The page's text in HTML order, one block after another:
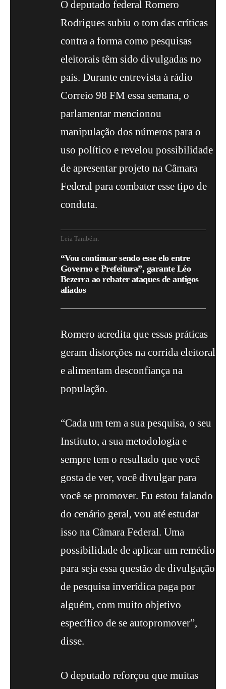
O deputado federal Romero
Rodrigues subiu o tom das críticas
contra a forma como pesquisas
eleitorais têm sido divulgadas no
país. Durante entrevista à rádio
Correio 98 FM essa semana, o
parlamentar mencionou
manipulação dos números para o
uso político e revelou possibilidade
de apresentar projeto na Câmara
Federal para combater esse tipo de
conduta.
Leia Também:
“Vou continuar sendo esse elo entre
Governo e Prefeitura”, garante Léo
Bezerra ao rebater ataques de antigos
aliados
Romero acredita que essas práticas
geram distorções na corrida eleitoral
e alimentam desconfiança na
população.
“Cada um tem a sua pesquisa, o seu
Instituto, a sua metodologia e
sempre tem o resultado que você
gosta de ver, você divulgar para
você se promover. Eu estou falando
do cenário geral, vou até estudar
isso na Câmara Federal. Uma
possibilidade de aplicar um remédio
para seja essa questão de divulgação
de pesquisa inverídica paga por
alguém, com muito objetivo
específico de se autopromover”,
disse.
O deputado reforçou que muitas